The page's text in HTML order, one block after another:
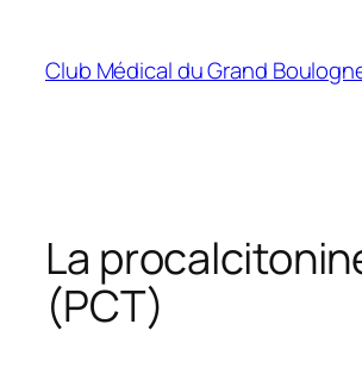
contenu
Club Médical du Grand
La
(PCT)